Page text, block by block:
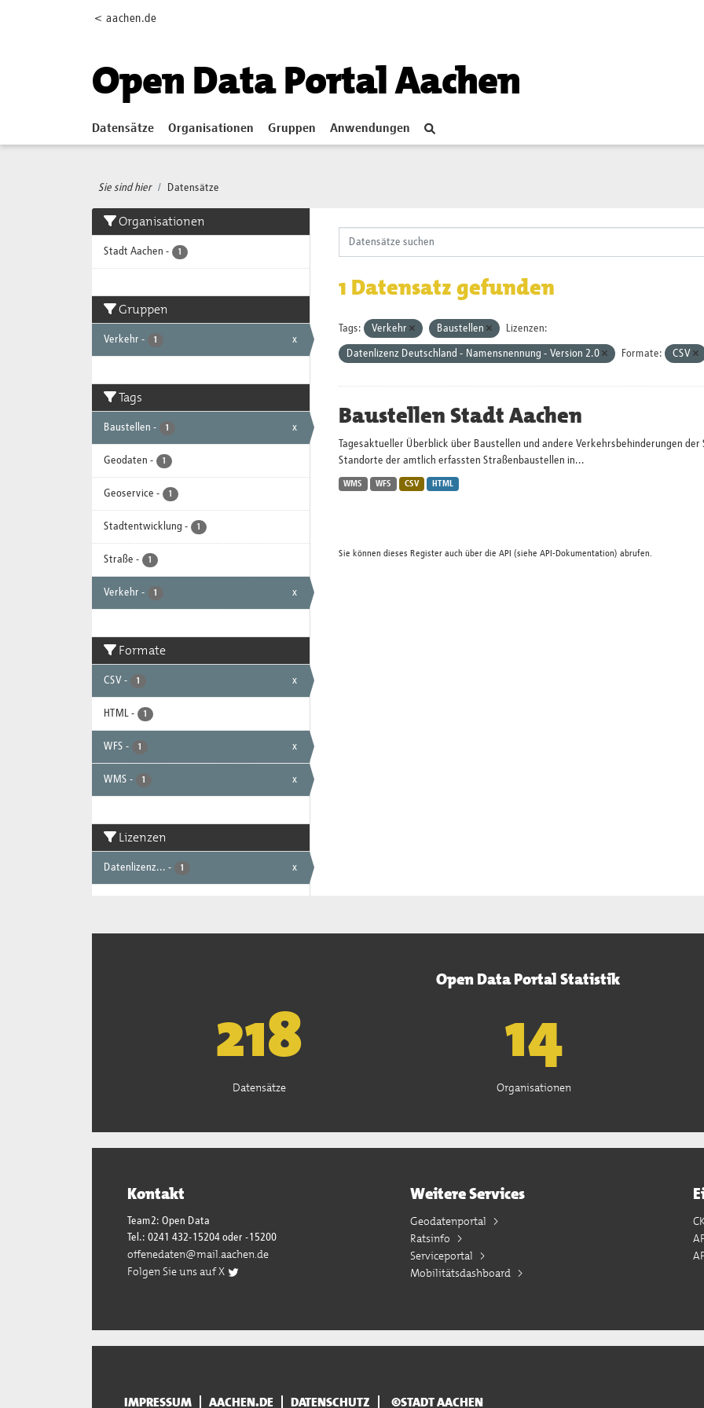
< aachen.de
Open Data Portal Aachen
Datensätze Organisationen Gruppen Anwendungen
Sie sind hier Datensätze
Organisationen
Stadt Aachen - 1
Gruppen
Verkehr - 1 x
Tags
Baustellen - 1 x
Geodaten - 1
Geoservice - 1
Stadtentwicklung - 1
Straße - 1
Verkehr - 1 x
Formate
CSV - 1 x
HTML - 1
WFS - 1 x
WMS - 1 x
Lizenzen
Datenlizenz... - 1 x
1 Datensatz gefunden
Tags: Verkehr Baustellen Lizenzen:
Datenlizenz Deutschland - Namensnennung - Version 2.0 Formate: CSV
Baustellen Stadt Aachen
Tagesaktueller Überblick über Baustellen und andere Verkehrsbehinderungen
Standorte der amtlich erfassten Straßenbaustellen in...
WMS WFS CSV HTML
Sie können dieses Register auch über die API (siehe API-Dokumentation) abrufen.
Open Data Portal Statistik
221
Datensätze
15
Organisationen
Kontakt
Team2: Open Data
Tel.: 0241 432-15204 oder -15200
offenedaten@mail.aachen.de
Folgen Sie uns auf X
Weitere Services
Geodatenportal
Ratsinfo
Serviceportal
Mobilitätsdashboard
IMPRESSUM AACHEN.DE DATENSCHUTZ ©STADT AACHEN